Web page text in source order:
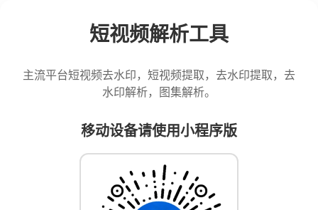
短视频解析工具
主流平台短视频去水印，短视频提取，去水印提取，去
水印解析，图集解析。
移动设备请使用小程序版